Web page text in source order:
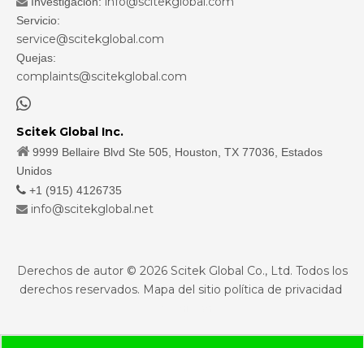
Servicio:
service@scitekglobal.com
Quejas:
complaints@scitekglobal.com

Scitek Global Inc.
 9999 Bellaire Blvd Ste 505, Houston, TX 77036, Estados
Unidos
 +1 (915) 4126735
 info@scitekglobal.net
Derechos de autor © 2026Scitek Global Co., Ltd. Todos los
derechos reservados. Mapa del sitio política de privacidad